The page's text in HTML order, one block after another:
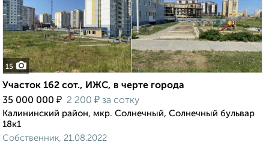
15
Участок 162 сот., ИЖС, в черте города
35 000 000 ₽ 2 200 ₽ за сотку
Калининский район, мкр. Солнечный, Солнечный бульвар
18к1
Собственник, 21.08.2022